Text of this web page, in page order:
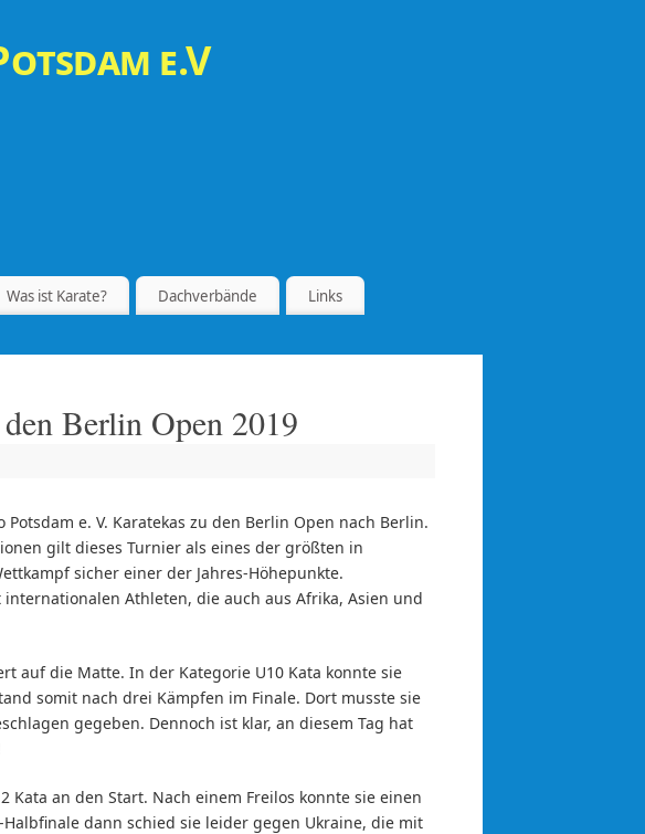
e.V
Was ist Karate? Dachverbände
Links
Berlin Open 2019
e. V. Karatekas zu den Berlin Open nach Berlin.
gilt dieses Turnier als eines der größten in
sicher einer der Jahres-Höhepunkte.
Athleten, die auch aus Afrika, Asien und
auf die Matte. In der Kategorie U10 Kata konnte sie
somit nach drei Kämpfen im Finale. Dort musste sie
gegeben. Dennoch ist klar, an diesem Tag hat
an den Start. Nach einem Freilos konnte sie einen
dann schied sie leider gegen Ukraine, die mit